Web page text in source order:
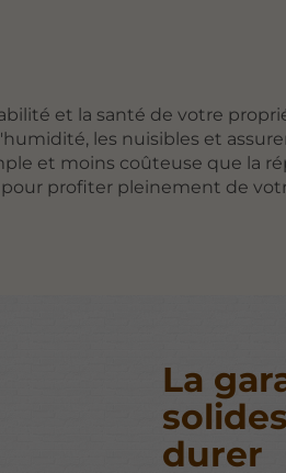
et la santé de votre
les nuisibles et
et moins coûteuse que la
profiter pleinement de
La
durer